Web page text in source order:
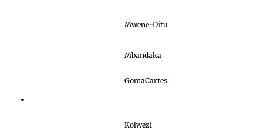
Mwene-Ditu
Mbandaka
GomaCartes :
Kolwezi